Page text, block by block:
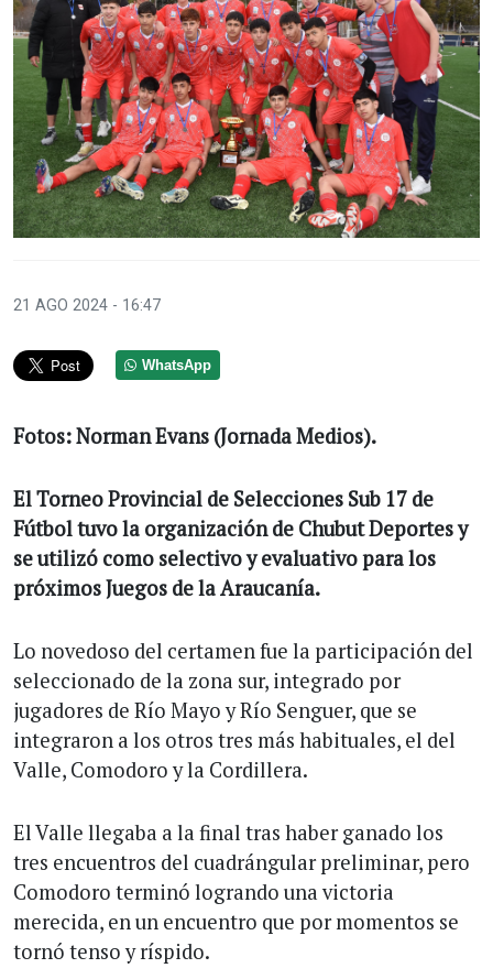
21 AGO 2024 - 16:47
WhatsApp
Fotos: Norman Evans (Jornada Medios).
El Torneo Provincial de Selecciones Sub 17 de
Fútbol tuvo la organización de Chubut Deportes y
se utilizó como selectivo y evaluativo para los
próximos Juegos de la Araucanía.
Lo novedoso del certamen fue la participación del
seleccionado de la zona sur, integrado por
jugadores de Río Mayo y Río Senguer, que se
integraron a los otros tres más habituales, el del
Valle, Comodoro y la Cordillera.
El Valle llegaba a la final tras haber ganado los
tres encuentros del cuadrángular preliminar, pero
Comodoro terminó logrando una victoria
merecida, en un encuentro que por momentos se
tornó tenso y ríspido.